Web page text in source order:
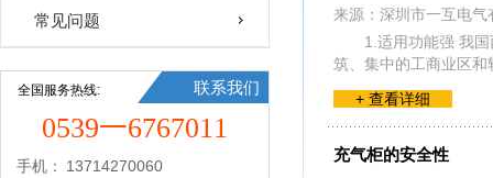
常见问题
全国服务热线: 联系我们
0539一6767011
手机：
13714270060
来源：深圳市一互电
1.适用功能强 我
筑、集中的工商业区
+ 查看详细
充气柜的安全性